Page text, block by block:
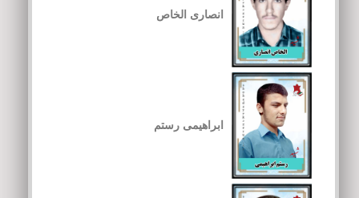
انصاری الخاص
ابراهیمی رستم